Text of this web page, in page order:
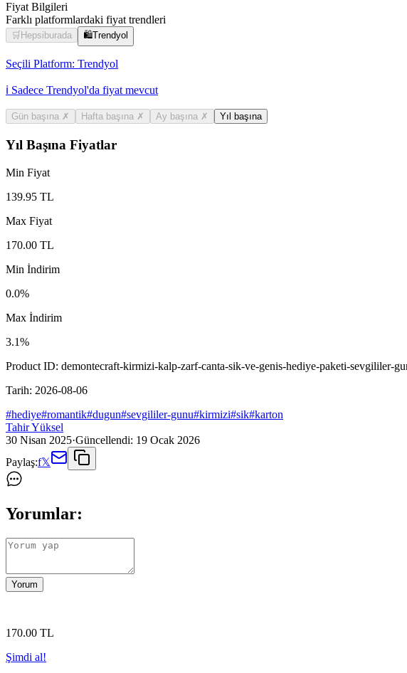
Fiyat Bilgileri
Farklı platformlardaki fiyat trendleri
🛒 Hepsiburada 🛍️Trendyol
Seçili Platform: Trendyol
ℹ️ Sadece Trendyol'da fiyat mevcut
Gün başına ✗ Hafta başına ✗ Ay başına ✗ Yıl başına
Yıl Başına Fiyatlar
Min Fiyat
139.95 TL
Max Fiyat
170.00 TL
Min İndirim
0.0%
Max İndirim
3.1%
Product ID: demontecraft-kirmizi-kalp-zarf-canta-sik-ve-genis-hediye-paketi-sevgililer-
Tarih: 2026-08-06
#hediye#romantik#dugun#sevgililer-gunu#kirmizi#sik#karton
Tahir Yüksel
30 Nisan 2025·Güncellendi: 19 Ocak 2026
Paylaş:f𝕏
Yorumlar:
Yorum
170.00 TL
Şimdi al!